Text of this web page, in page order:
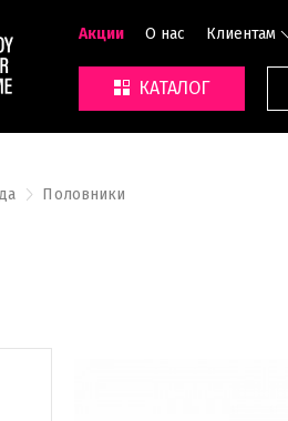
Акции О нас Клиентам
КАТАЛОГ
Половники